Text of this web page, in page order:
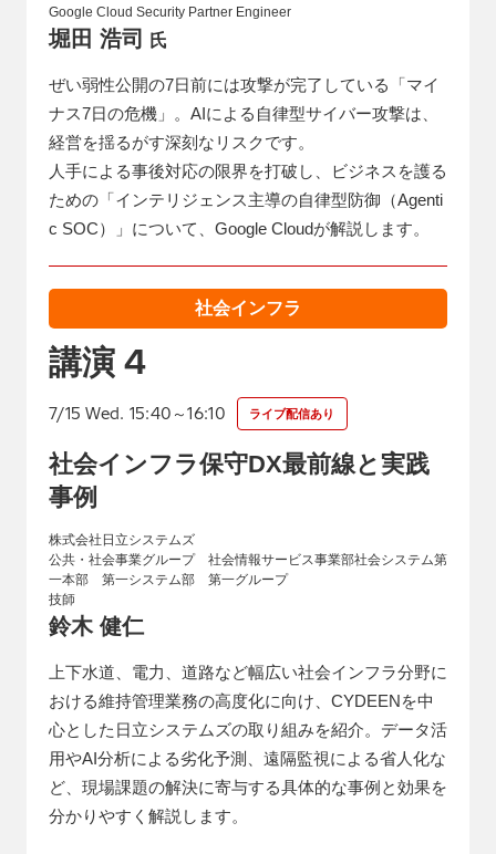
Google Cloud Security Partner Engineer
堀田 浩司 氏
ぜい弱性公開の7日前には攻撃が完了している「マイ
ナス7日の危機」。AIによる自律型サイバー攻撃は、
経営を揺るがす深刻なリスクです。
人手による事後対応の限界を打破し、ビジネスを護る
ための「インテリジェンス主導の自律型防御（Agenti
c SOC）」について、Google Cloudが解説します。
社会インフラ
講演 4
7/15 Wed. 15:40～16:10 ライブ配信あり
社会インフラ保守DX最前線と実践
事例
株式会社日立システムズ
公共・社会事業グループ 社会情報サービス事業部社会システム第
一本部 第一システム部 第一グループ
技師
鈴木 健仁
上下水道、電力、道路など幅広い社会インフラ分野に
おける維持管理業務の高度化に向け、CYDEENを中
心とした日立システムズの取り組みを紹介。データ活
用やAI分析による劣化予測、遠隔監視による省人化な
ど、現場課題の解決に寄与する具体的な事例と効果を
分かりやすく解説します。